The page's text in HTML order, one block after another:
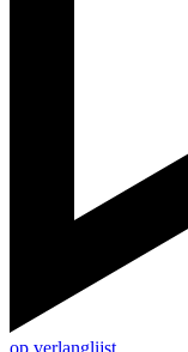
op verlanglijst